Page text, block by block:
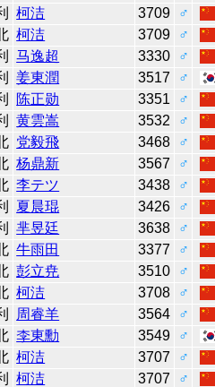
柯洁 3709
♂
柯洁 3709
♂
马逸超 3330
♂
姜東潤 3517
♂
陈正勋 3351
♂
黄雲嵩 3532
♂
党毅飛 3468
♂
杨鼎新 3567
♂
李テツ 3438
♂
夏晨琨 3426
♂
芈昱廷 3638
♂
牛雨田 3377
♂
彭立尭 3510
♂
柯洁 3708
♂
周睿羊 3564
♂
李東勳 3549
♂
柯洁 3707
♂
柯洁 3707
♂